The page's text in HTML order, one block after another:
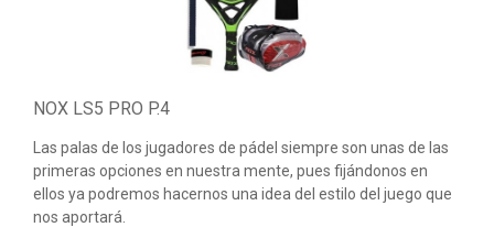
PELOTAS PADEL
ROPA
OUTLET PADEL
NOX LS5 PRO P.4
Las palas de los jugadores de pádel siempre son unas de las
primeras opciones en nuestra mente, pues fijándonos en
ellos ya podremos hacernos una idea del estilo del juego que
nos aportará.